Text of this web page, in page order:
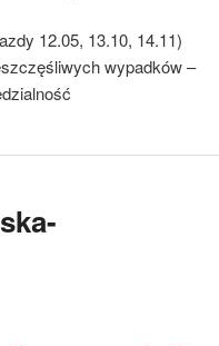
12.05, 13.10, 14.11)
wypadków –